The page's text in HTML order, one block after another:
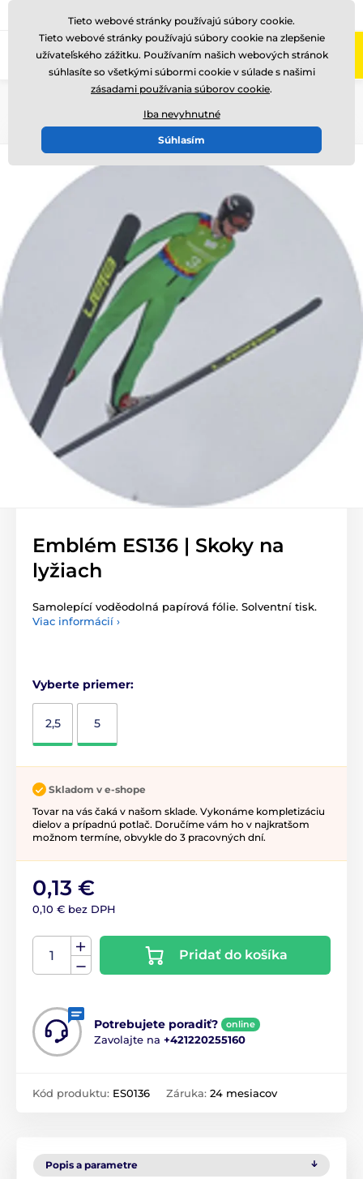
Zavolajte nám (Po-Pi 8-17) +421220255160
Emblém ES136 | Skoky na
lyžiach
Samolepící voděodolná papírová fólie. Solventní tisk.
Viac informácií ›
Vyberte priemer:
2,5 5
Skladom v e-shope
Tovar na vás čaká v našom sklade. Vykonáme kompletizáciu
dielov a prípadnú potlač. Doručíme vám ho v najkratšom
možnom termíne, obvykle do 3 pracovných dní.
0,13 €
0,10 € bez DPH
Pridať do košíka
Potrebujete poradiť? online
Zavolajte na +421220255160
Kód produktu: ES0136 Záruka: 24 mesiacov
Popis a parametre
Tieto webové stránky používajú súbory cookie.
Tieto webové stránky používajú súbory cookie na zlepšenie
užívateľského zážitku. Používaním našich webových stránok
súhlasíte so všetkými súbormi cookie v súlade s našimi
zásadami používania súborov cookie.
Iba nevyhnutné
Súhlasím